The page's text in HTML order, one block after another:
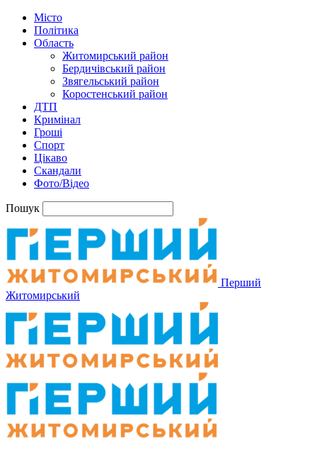
Місто
Політика
Область
Житомирський район
Бердичівський район
Звягельський район
Коростенський район
ДТП
Кримінал
Гроші
Спорт
Цікаво
Скандали
Фото/Відео
Пошук
Перший
Житомирський